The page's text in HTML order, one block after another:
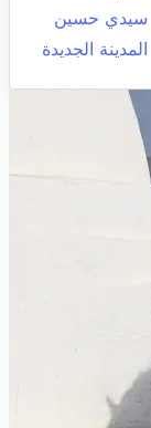
سيدي حسين
المدينة الجديدة